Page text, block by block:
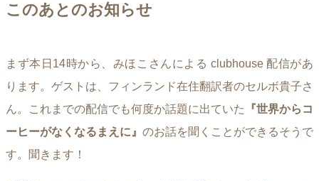
このあとのお知らせ
まず本日14時から、みほこさんによる clubhouse 配信があ
ります。ゲストは、フィンランド在住翻訳者のセルボ貴子さ
ん。これまでの配信でも何度か話題に出ていた
『世界からコ
ーヒーがなくなるまえに』 のお話を聞くことができるそうで
す。聞きます！